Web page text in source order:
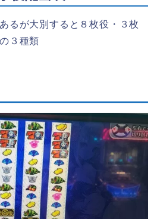
るが大別すると８枚役・３枚
３種類